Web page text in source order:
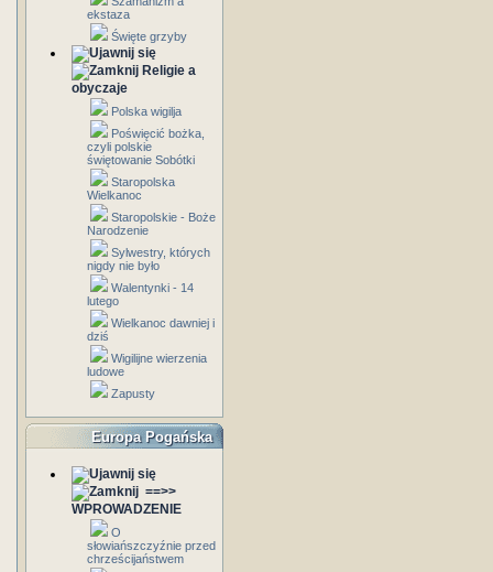
ekstaza
Święte grzyby
Religie a
obyczaje
Polska wigilja
Poświęcić bożka,
czyli polskie
świętowanie Sobótki
Staropolska
Wielkanoc
Staropolskie - Boże
Narodzenie
Sylwestry, których
nigdy nie było
Walentynki - 14
lutego
Wielkanoc dawniej i
dziś
Wigilijne wierzenia
ludowe
Zapusty
Europa Pogańska
==>>
WPROWADZENIE
O
słowiańszczyźnie przed
chrześcijaństwem